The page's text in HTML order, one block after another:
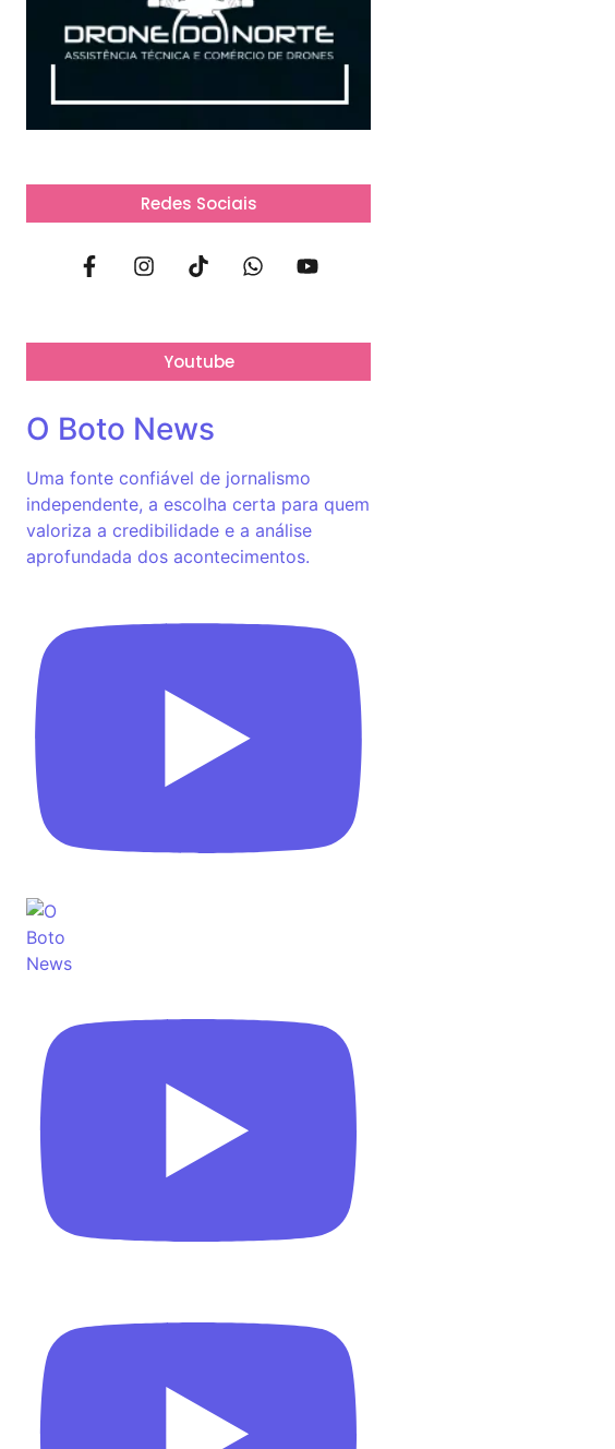
Redes Sociais
Youtube
O Boto News
Uma fonte confiável de jornalismo
independente, a escolha certa para quem
valoriza a credibilidade e a análise
aprofundada dos acontecimentos.